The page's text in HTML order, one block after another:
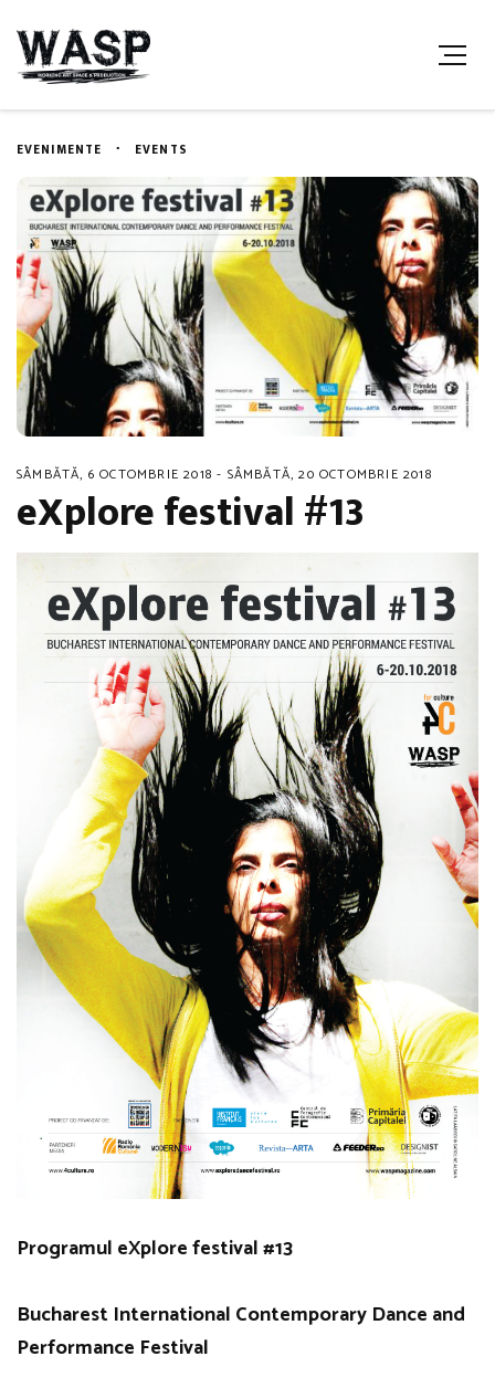
EVENIMENTE EVENTS
SÂMBĂTĂ, 6 OCTOMBRIE 2018 - SÂMBĂTĂ, 20 OCTOMBRIE 2018
eXplore festival #13
Programul eXplore festival #13
Bucharest International Contemporary Dance and
Performance Festival